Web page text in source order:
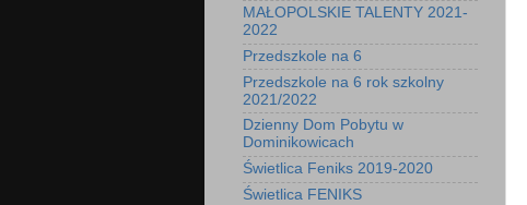
MAŁOPOLSKIE TALENTY 2021-
2022
Przedszkole na 6
Przedszkole na 6 rok szkolny
2021/2022
Dzienny Dom Pobytu w
Dominikowicach
Świetlica Feniks 2019-2020
Świetlica FENIKS